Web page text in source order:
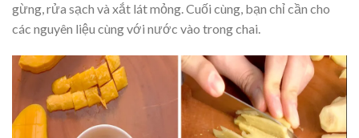
gừng, rửa sạch và xắt lát mỏng. Cuối cùng, bạn chỉ cần cho
các nguyên liệu cùng với nước vào trong chai.